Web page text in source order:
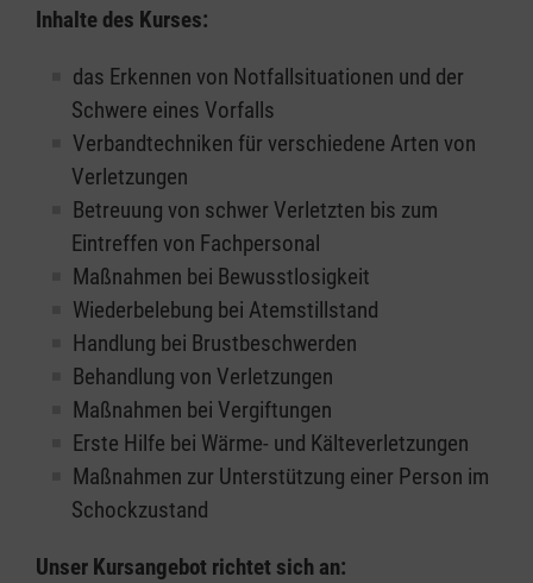
Inhalte des Kurses:
das Erkennen von Notfallsituationen und der
Schwere eines Vorfalls
Verbandtechniken für verschiedene Arten von
Verletzungen
Betreuung von schwer Verletzten bis zum
Eintreffen von Fachpersonal
Maßnahmen bei Bewusstlosigkeit
Wiederbelebung bei Atemstillstand
Handlung bei Brustbeschwerden
Behandlung von Verletzungen
Maßnahmen bei Vergiftungen
Erste Hilfe bei Wärme- und Kälteverletzungen
Maßnahmen zur Unterstützung einer Person im
Schockzustand
Unser Kursangebot richtet sich an: